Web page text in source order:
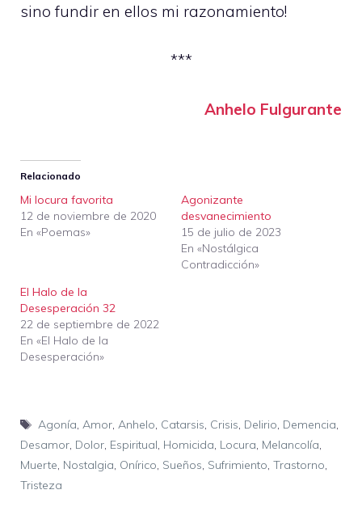
sino fundir en ellos mi razonamiento!
***
Anhelo Fulgurante
Relacionado
Mi locura favorita
12 de noviembre de 2020
En «Poemas»
Agonizante
desvanecimiento
15 de julio de 2023
En «Nostálgica
Contradicción»
El Halo de la
Desesperación 32
22 de septiembre de 2022
En «El Halo de la
Desesperación»
Etiquetas
Agonía, Amor, Anhelo, Catarsis, Crisis, Delirio, Demencia,
Desamor, Dolor, Espiritual, Homicida, Locura, Melancolía,
Muerte, Nostalgia, Onírico, Sueños, Sufrimiento, Trastorno,
Tristeza